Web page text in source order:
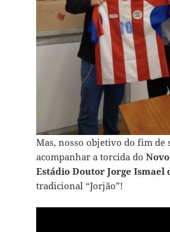
Mas, nosso objetivo do fim de
acompanhar a torcida do
Estádio Doutor Jorge Ismael
tradicional “Jorjão”!